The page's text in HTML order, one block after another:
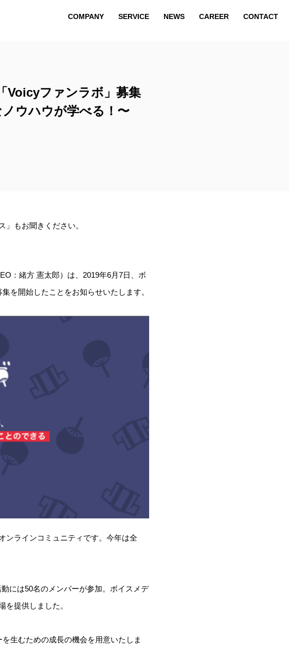
COMPANY SERVICE NEWS CAREER CONTACT
COMPANY SERVICE NEWS CAREER CONTACT
Voicyファンラボ」募集
ウハウが学べる！〜
もお聞きください。
：緒方 憲太郎）は、2019年6月7日、ボ
を開始したことをお知らせいたします。
ンラインコミュニティです。今年は全
には50名のメンバーが参加。ボイスメデ
を提供しました。
生むための成長の機会を用意いたしま